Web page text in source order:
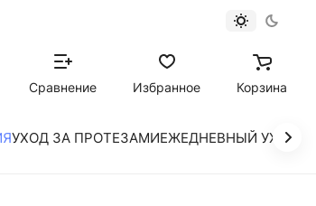
Сравнение Избранное Корзина
УХОД ЗА ПРОТЕЗАМИЕЖЕДНЕВНЫЙ УХОД